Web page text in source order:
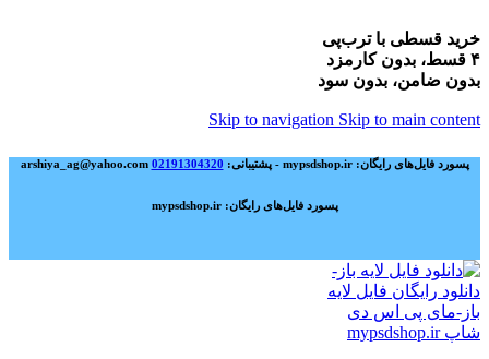
خرید قسطی با ترب‌پی
۴ قسط، بدون کارمزد
بدون ضامن، بدون سود
Skip to navigation Skip to main content
پسورد فایل‌های رایگان: mypsdshop.ir - پشتیبانی: arshiya_ag@yahoo.com 02191304320
پسورد فایل‌های رایگان: mypsdshop.ir